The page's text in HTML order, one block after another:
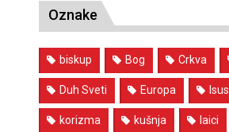
Oznake
biskup Bog Crkva
Duh Sveti Europa Isus
korizma kušnja laici